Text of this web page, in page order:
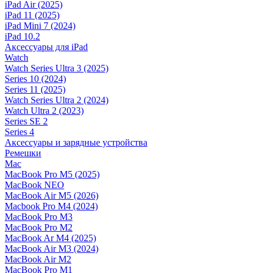
iPad Air (2025)
iPad 11 (2025)
iPad Mini 7 (2024)
iPad 10.2
Аксессуары для iPad
Watch
Watch Series Ultra 3 (2025)
Series 10 (2024)
Series 11 (2025)
Watch Series Ultra 2 (2024)
Watch Ultra 2 (2023)
Series SE 2
Series 4
Аксессуары и зарядные устройства
Ремешки
Mac
MacBook Pro M5 (2025)
MacBook NEO
MacBook Air M5 (2026)
Macbook Pro M4 (2024)
MacBook Pro M3
MacBook Pro M2
MacBook Ar M4 (2025)
MacBook Air M3 (2024)
MacBook Air M2
MacBook Pro M1